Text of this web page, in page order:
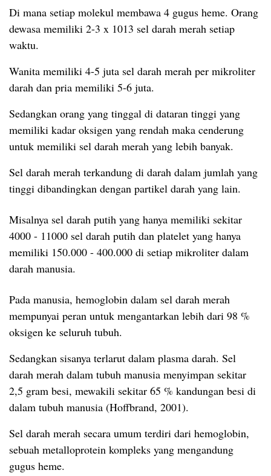
Di mana setiap molekul membawa 4 gugus heme. Orang
dewasa memiliki 2-3 x 1013 sel darah merah setiap
waktu.
Wanita memiliki 4-5 juta sel darah merah per mikroliter
darah dan pria memiliki 5-6 juta.
Sedangkan orang yang tinggal di dataran tinggi yang
memiliki kadar oksigen yang rendah maka cenderung
untuk memiliki sel darah merah yang lebih banyak.
Sel darah merah terkandung di darah dalam jumlah yang
tinggi dibandingkan dengan partikel darah yang lain.
Misalnya sel darah putih yang hanya memiliki sekitar
4000 - 11000 sel darah putih dan platelet yang hanya
memiliki 150.000 - 400.000 di setiap mikroliter dalam
darah manusia.
Pada manusia, hemoglobin dalam sel darah merah
mempunyai peran untuk mengantarkan lebih dari 98 %
oksigen ke seluruh tubuh.
Sedangkan sisanya terlarut dalam plasma darah. Sel
darah merah dalam tubuh manusia menyimpan sekitar
2,5 gram besi, mewakili sekitar 65 % kandungan besi di
dalam tubuh manusia (Hoffbrand, 2001).
Sel darah merah secara umum terdiri dari hemoglobin,
sebuah metalloprotein kompleks yang mengandung
gugus heme.